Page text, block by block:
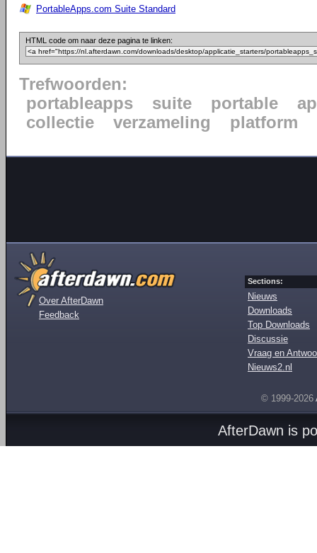
PortableApps.com Suite Standard
HTML code om naar deze pagina te linken:
Trefwoorden:
portableapps
suite portable
collectie
verzameling platform
Over AfterDawn
Feedback
Sections:
Nieuws
Downloads
Top Downloads
Discussie
Vraag en
Nieuws2.nl
© 1999-2026
AfterDawn is